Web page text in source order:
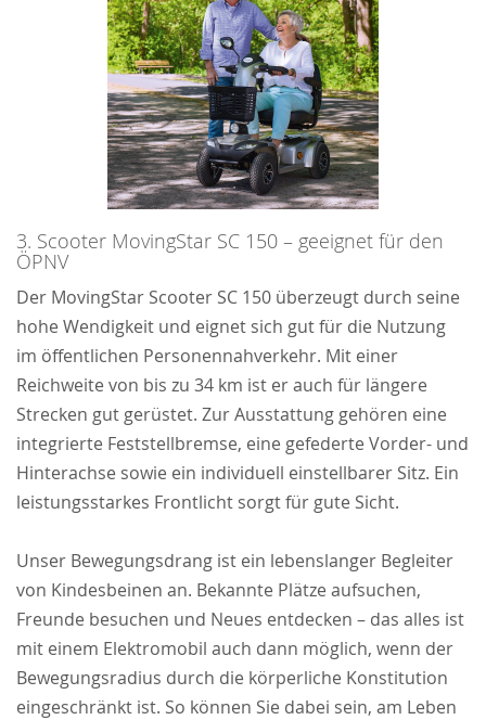
3. Scooter MovingStar SC 150 – geeignet für den
ÖPNV
Der MovingStar Scooter SC 150 überzeugt durch seine
hohe Wendigkeit und eignet sich gut für die Nutzung
im öffentlichen Personennahverkehr. Mit einer
Reichweite von bis zu 34 km ist er auch für längere
Strecken gut gerüstet. Zur Ausstattung gehören eine
integrierte Feststellbremse, eine gefederte Vorder- und
Hinterachse sowie ein individuell einstellbarer Sitz. Ein
leistungsstarkes Frontlicht sorgt für gute Sicht.
Unser Bewegungsdrang ist ein lebenslanger Begleiter
von Kindesbeinen an. Bekannte Plätze aufsuchen,
Freunde besuchen und Neues entdecken – das alles ist
mit einem Elektromobil auch dann möglich, wenn der
Bewegungsradius durch die körperliche Konstitution
eingeschränkt ist. So können Sie dabei sein, am Leben